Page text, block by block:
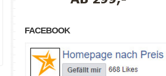
FACEBOOK